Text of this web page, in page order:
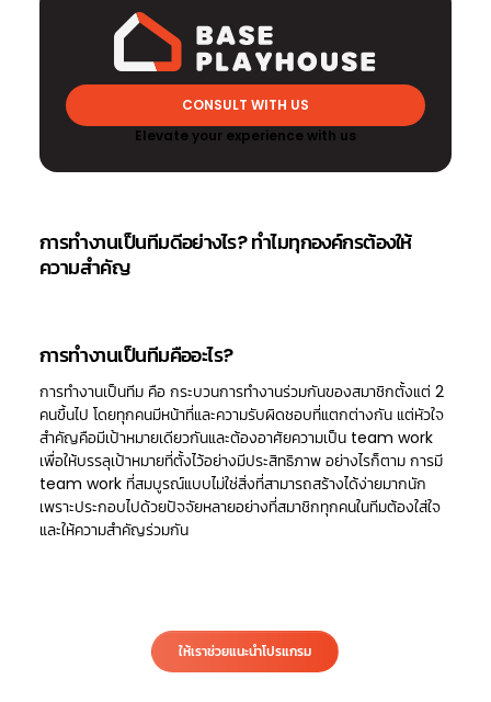
CONSULT WITH US
Elevate your experience with us
การทำงานเป็นทีมดีอย่างไร? ทำไมทุกองค์กรต้องให้
ความสำคัญ
การทำงานเป็นทีมคืออะไร?
การทำงานเป็นทีม คือ กระบวนการทำงานร่วมกันของสมาชิกตั้งแต่ 2
คนขึ้นไป โดยทุกคนมีหน้าที่และความรับผิดชอบที่แตกต่างกัน แต่หัวใจ
สำคัญคือมีเป้าหมายเดียวกันและต้องอาศัยความเป็น team work
เพื่อให้บรรลุเป้าหมายที่ตั้งไว้อย่างมีประสิทธิภาพ อย่างไรก็ตาม การมี
team work ที่สมบูรณ์แบบไม่ใช่สิ่งที่สามารถสร้างได้ง่ายมากนัก
เพราะประกอบไปด้วยปัจจัยหลายอย่างที่สมาชิกทุกคนในทีมต้องใส่ใจ
และให้ความสำคัญร่วมกัน
ให้เราช่วยแนะนำโปรแกรม